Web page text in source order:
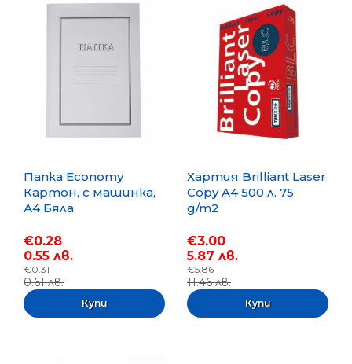
Папка Economy
Картон, с машинка,
А4 Бяла
€0.28
0.55 лв.
€0.31
0.61 лв.
Хартия Brilliant Laser
Copy A4 500 л. 75
g/m2
€3.00
5.87 лв.
€5.86
11.46 лв.